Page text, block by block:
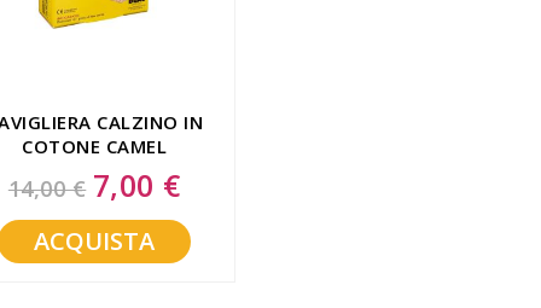
CALZINO IN
COTONE CAMEL
GIBAUD MISURA 1
14,00 € Special
Price
7,00 €
ACQUISTA